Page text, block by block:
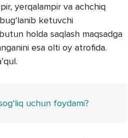
yerqalampir va achchiq
ketuvchi
holda saqlash maqsadga
esa olti oy atrofida.
uchun foydami?